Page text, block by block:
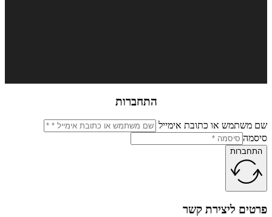
התחברות
או כתובת אימייל
ליצירת קשר